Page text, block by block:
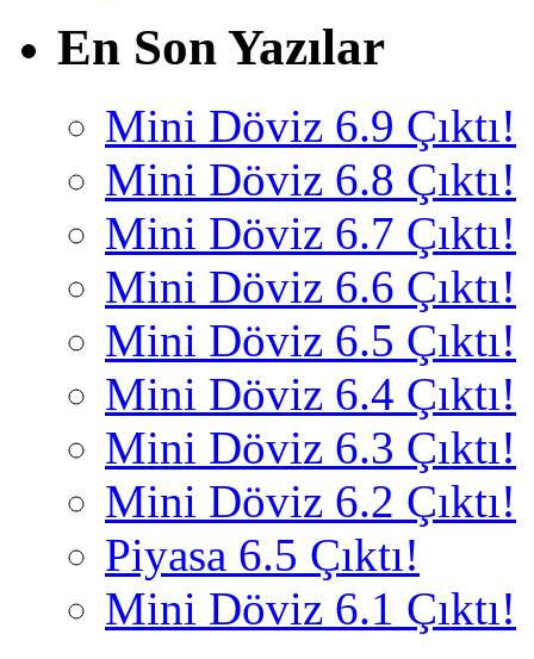
En Son Yazılar
Mini Döviz 6.9 Çıktı!
Mini Döviz 6.8 Çıktı!
Mini Döviz 6.7 Çıktı!
Mini Döviz 6.6 Çıktı!
Mini Döviz 6.5 Çıktı!
Mini Döviz 6.4 Çıktı!
Mini Döviz 6.3 Çıktı!
Mini Döviz 6.2 Çıktı!
Piyasa 6.5 Çıktı!
Mini Döviz 6.1 Çıktı!